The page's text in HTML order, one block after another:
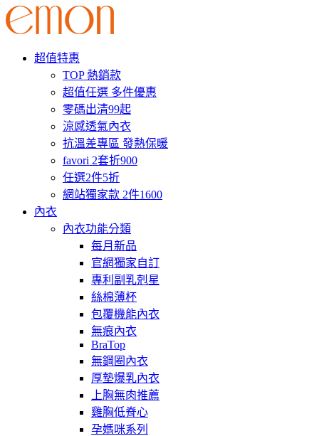
超值特惠
TOP 熱銷款
超值任選 多件優惠
零碼出清99起
涼感透氣內衣
抗溫差專區 發熱保暖
favori 2套折900
任選2件5折
網站獨家款 2件1600
內衣
內衣功能分類
每月新品
官網獨家自訂
專利副乳剋星
絲棉薄杯
包覆機能內衣
無痕內衣
BraTop
無鋼圈內衣
厚墊爆乳內衣
上胸無肉推薦
雞胸低脊心
孕媽咪系列